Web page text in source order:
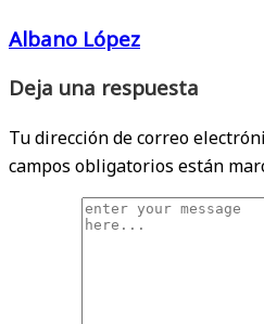
Albano López
Deja una respuesta
Tu dirección de correo
campos obligatorios están